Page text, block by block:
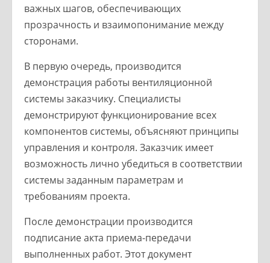
важных шагов, обеспечивающих
прозрачность и взаимопонимание между
сторонами.
В первую очередь, производится
демонстрация работы вентиляционной
системы заказчику. Специалисты
демонстрируют функционирование всех
компонентов системы, объясняют принципы
управления и контроля. Заказчик имеет
возможность лично убедиться в соответствии
системы заданным параметрам и
требованиям проекта.
После демонстрации производится
подписание акта приема-передачи
выполненных работ. Этот документ